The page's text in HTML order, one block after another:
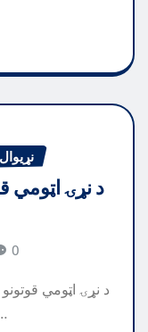
نړیوال
د نړۍ اټومي
0
د نړۍ اټومي
دوی ویلي، په